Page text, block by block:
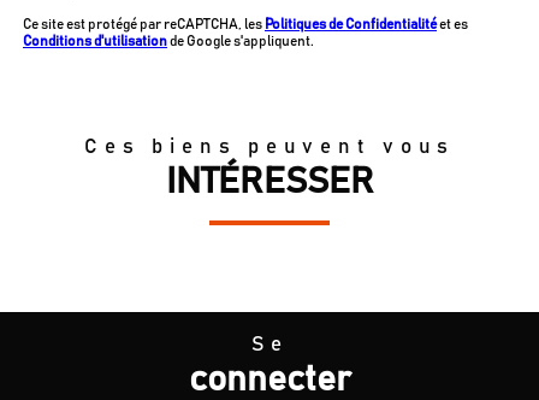
Ce site est protégé par reCAPTCHA, les Politiques de Confidentialitéet es
Conditions d'utilisationde Google s'appliquent.
Ces biens peuvent vous
INTÉRESSER
Se
connecter